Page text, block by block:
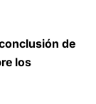
de
los